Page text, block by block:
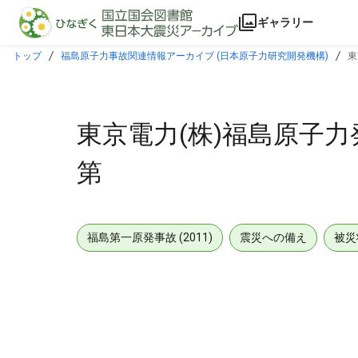
本文に飛ぶ
ギャラリー
トップ 福島原子力事故関連情報アーカイブ (日本原子力研究開発機構)
東京電力(株)福島原子
第
福島第一原発事故 (2011) 震災への備え 被災